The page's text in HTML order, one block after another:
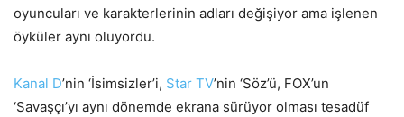
oyuncuları ve karakterlerinin adları değişiyor ama işlenen
öyküler aynı oluyordu.
Kanal D’nin ‘İsimsizler’i, Star TV’nin ‘Söz’ü, FOX’un
‘Savaşçı’yı aynı dönemde ekrana sürüyor olması tesadüf